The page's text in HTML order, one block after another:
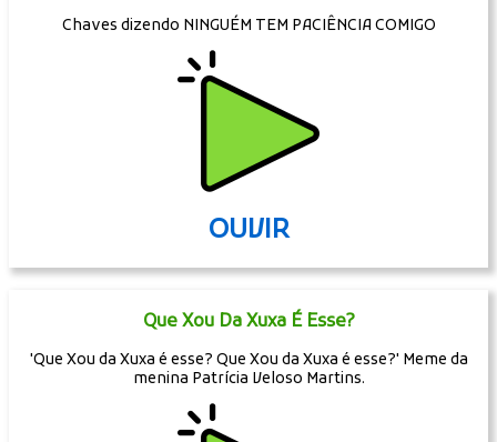
Chaves dizendo NINGUÉM TEM PACIÊNCIA COMIGO
OUVIR
Que Xou Da Xuxa É Esse?
'Que Xou da Xuxa é esse? Que Xou da Xuxa é esse?' Meme da
menina Patrícia Veloso Martins.